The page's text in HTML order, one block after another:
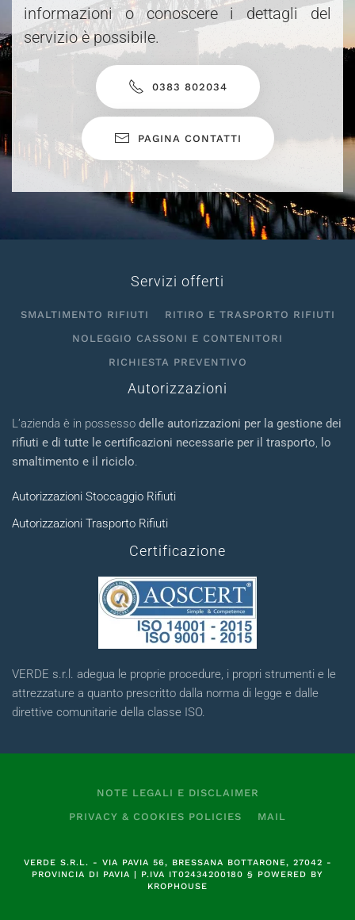
informazioni o conoscere i dettagli del
servizio è possibile.
0383 802034
PAGINA CONTATTI
Servizi offerti
SMALTIMENTO RIFIUTI
RITIRO E TRASPORTO RIFIUTI
NOLEGGIO CASSONI E CONTENITORI
RICHIESTA PREVENTIVO
Autorizzazioni
L’azienda è in possesso delle autorizzazioni per la gestione dei
rifiuti e di tutte le certificazioni necessarie per il trasporto, lo
smaltimento e il riciclo.
Autorizzazioni Stoccaggio Rifiuti
Autorizzazioni Trasporto Rifiuti
Certificazione
VERDE s.r.l. adegua le proprie procedure, i propri strumenti e le
attrezzature a quanto prescritto dalla norma di legge e dalle
direttive comunitarie della classe ISO.
NOTE LEGALI E DISCLAIMER
PRIVACY & COOKIES POLICIES
MAIL
VERDE S.R.L. - VIA PAVIA 56, BRESSANA BOTTARONE, 27042 -
PROVINCIA DI PAVIA | P.IVA IT02434200180 § POWERED BY
KROPHOUSE